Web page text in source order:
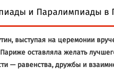
и Паралимпиады в
выступая на церемонии
оставляла желать
— равенства, дружбы и